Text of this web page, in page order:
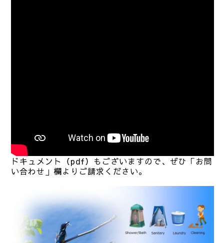
ドキュメント（pdf）もございますので、ぜひ「お問
い合わせ」欄よりご請求ください。